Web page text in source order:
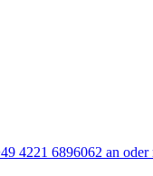
4221 6896062 an